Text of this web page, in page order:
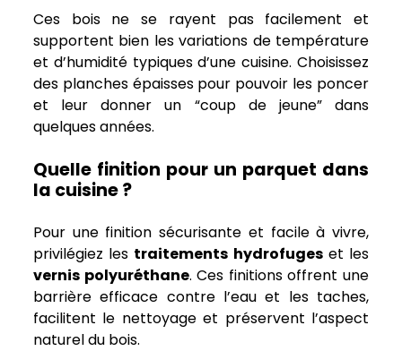
Ces bois ne se rayent pas facilement et
supportent bien les variations de température
et d’humidité typiques d’une cuisine. Choisissez
des planches épaisses pour pouvoir les poncer
et leur donner un “coup de jeune” dans
quelques années.
Quelle finition pour un parquet dans
la cuisine ?
Pour une finition sécurisante et facile à vivre,
privilégiez les traitements hydrofugeset les
vernis polyuréthane. Ces finitions offrent une
barrière efficace contre l’eau et les taches,
facilitent le nettoyage et préservent l’aspect
naturel du bois.